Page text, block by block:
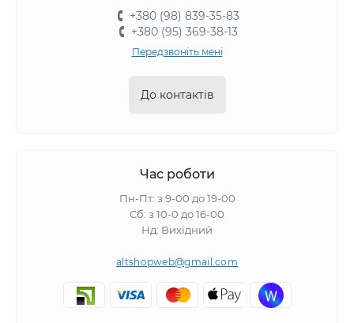
+380 (98) 839-35-83
+380 (95) 369-38-13
Передзвоніть мені
До контактів
Час роботи
Пн-Пт: з 9-00 до 19-00
Сб: з 10-0 до 16-00
Нд: Вихідний
altshopweb@gmail.com